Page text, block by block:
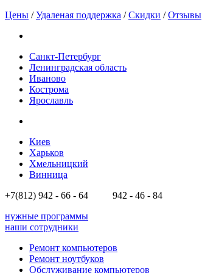
Цены /Удаленая поддержка /Скидки /Отзывы
Санкт-Петербург
Ленинградская область
Иваново
Кострома
Ярославль
Киев
Харьков
Хмельницкий
Винница
+7(812) 942 - 66 - 64 942 - 46 - 84
нужные программы
наши сотрудники
Ремонт компьютеров
Ремонт ноутбуков
Обслуживание компьютеров